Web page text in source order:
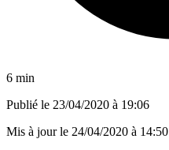
6 min
Publié le 23/04/2020 à 19:06
Mis à jour le 24/04/2020 à 14:50